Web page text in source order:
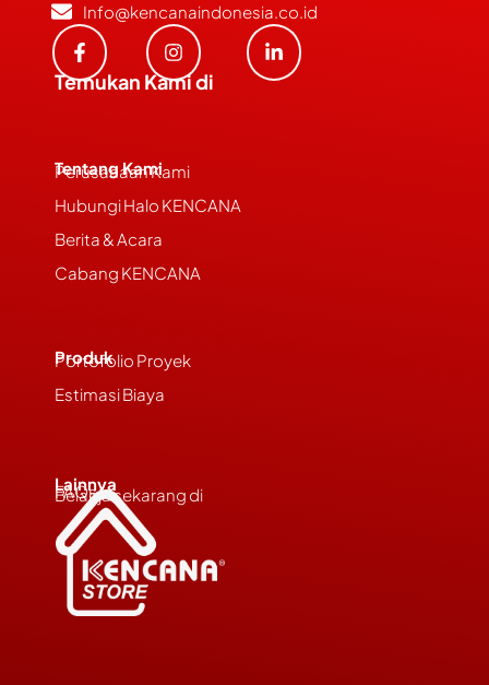
Info@kencanaindonesia.co.id
Temukan Kami di
Tentang Kami
Perusahaan Kami
Hubungi Halo KENCANA
Berita & Acara
Cabang KENCANA
Produk
Portofolio Proyek
Estimasi Biaya
Lainnya
FAQs
Belanja sekarang di